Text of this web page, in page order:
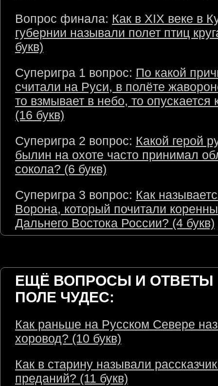
Вопрос финала: Как в XIX веке в
губернии называли полет птиц
букв)
Суперигра 1 вопрос: По какой
считали на Руси, в полёте
то взмывает в небо, то опускается
(16 букв)
Суперигра 2 вопрос: Какой герой
былин на охоте часто принимал
сокола? (6 букв)
Суперигра 3 вопрос: Как
Ворона, который почитали
Дальнего Востока России? (4 букв)
ЕЩЁ ВОПРОСЫ И ОТВЕТЫ
ПОЛЕ ЧУДЕС:
Как раньше на Русском Севере
хоровод? (10 букв)
Как в старину называли
преданий? (11 букв)